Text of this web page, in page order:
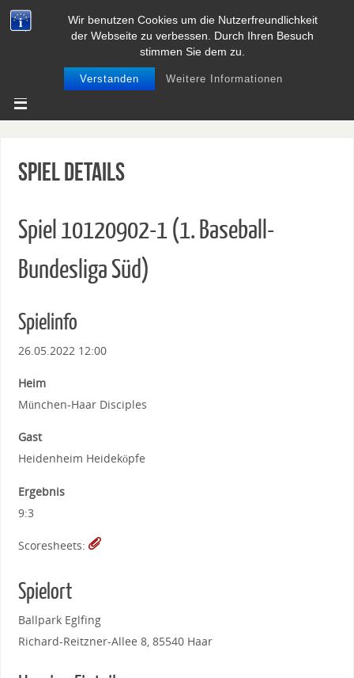
Wir benutzen Cookies um die Nutzerfreundlichkeit
der Webseite zu verbessen. Durch Ihren Besuch
stimmen Sie dem zu.
Verstanden Weitere Informationen
BASEBALL UND SOFTBALL IN
NIEDERSACHSEN
Spiel Details
Spiel 10120902-1 (1. Baseball-
Bundesliga Süd)
Spielinfo
26.05.2022 12:00
Heim
München-Haar Disciples
Gast
Heidenheim Heideköpfe
Ergebnis
9:3
Scoresheets:
Spielort
Ballpark Eglfing
Richard-Reitzner-Allee 8, 85540 Haar